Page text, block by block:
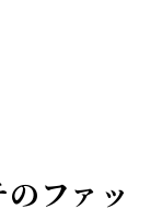
のファッ